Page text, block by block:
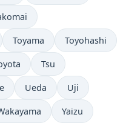
Toyama Toyohashi
Tsu
Ueda Uji
Yaizu